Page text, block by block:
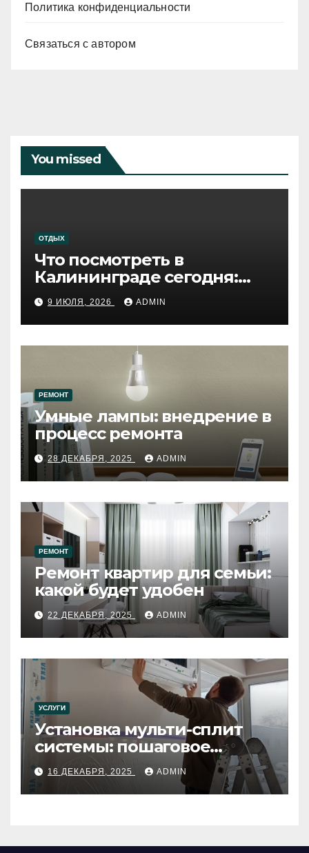
Политика конфиденциальности
Связаться с автором
You missed
ОТДЫХ
Что посмотреть в
Калининграде сегодня:
путеводитель по самому
западному городу России
9 ИЮЛЯ, 2026 ADMIN
РЕМОНТ
Умные лампы: внедрение в
процесс ремонта
28 ДЕКАБРЯ, 2025 ADMIN
РЕМОНТ
Ремонт квартир для семьи:
какой будет удобен
22 ДЕКАБРЯ, 2025 ADMIN
УСЛУГИ
Установка мульти-сплит
системы: пошаговое
руководство
16 ДЕКАБРЯ, 2025 ADMIN